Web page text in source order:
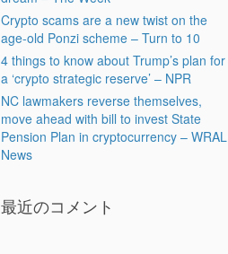
Crypto scams are a new twist on the
age-old Ponzi scheme – Turn to 10
4 things to know about Trump’s plan for
a ‘crypto strategic reserve’ – NPR
NC lawmakers reverse themselves,
move ahead with bill to invest State
Pension Plan in cryptocurrency – WRAL
News
最近のコメント